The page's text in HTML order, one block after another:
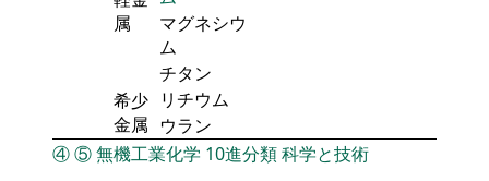
属
マグネシウ
ム
チタン
希少
金属
リチウム
ウラン
④⑤無機工業化学 10進分類科学と技術